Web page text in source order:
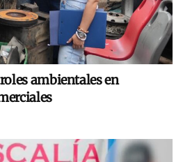
ambientales en